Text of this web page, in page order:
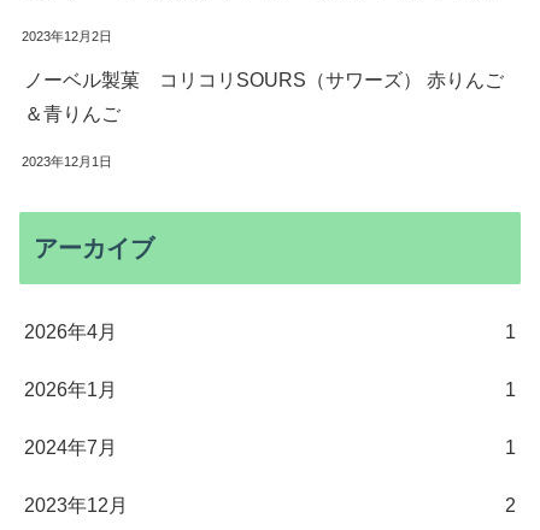
2023年12月2日
ノーベル製菓 コリコリSOURS（サワーズ） 赤りんご
＆青りんご
2023年12月1日
アーカイブ
2026年4月 1
2026年1月 1
2024年7月 1
2023年12月 2